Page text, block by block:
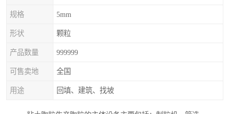
规格 5mm
形状 颗粒
产品数量 999999
可售卖地 全国
用途 回填、建筑、找坡